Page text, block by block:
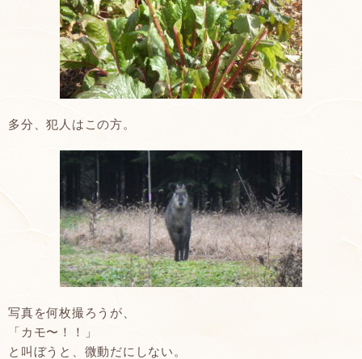
多分、犯人はこの方。
写真を何枚撮ろうが、
「カモ〜！！」
と叫ぼうと、微動だにしない。